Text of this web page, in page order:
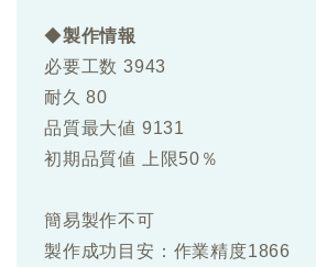
◆製作情報
必要工数 3943
耐久 80
品質最大値 9131
初期品質値 上限50％
簡易製作不可
製作成功目安：作業精度1866